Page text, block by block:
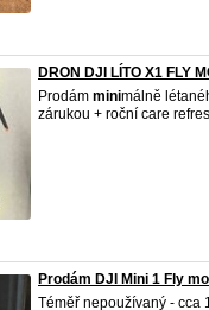
DRON DJI LÍTO X1 FLY
Prodám minimálně
zárukou + roční care
Prodám DJI Mini 1 Fly
Téměř nepoužívaný - cca